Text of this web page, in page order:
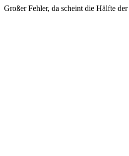
Großer Fehler, da scheint die Hälfte